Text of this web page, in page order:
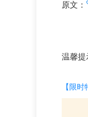
原文：
温馨提
【限